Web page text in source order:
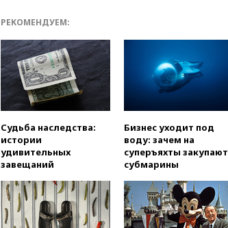
РЕКОМЕНДУЕМ:
Судьба наследства:
истории
удивительных
завещаний
Бизнес уходит под
воду: зачем на
суперъяхты закупают
субмарины